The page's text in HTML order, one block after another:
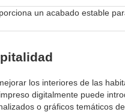
un acabado estable
los interiores de las
digitalmente puede
o gráficos temáticos